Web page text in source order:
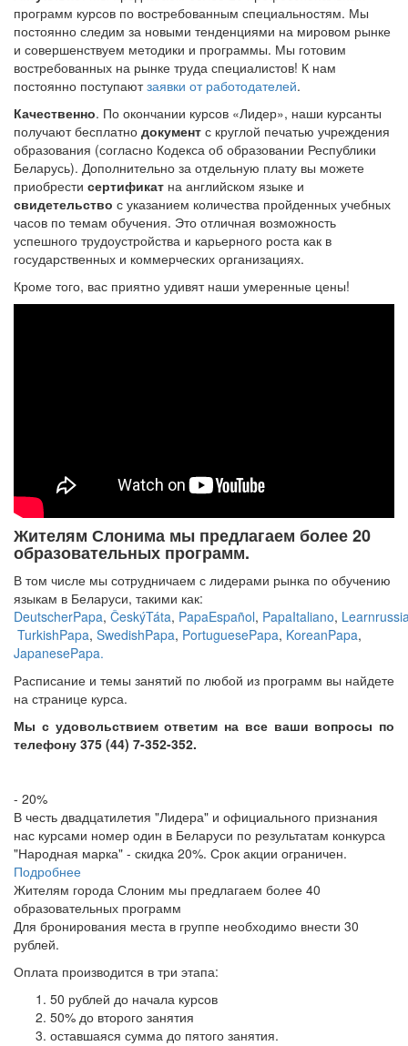
программ курсов по востребованным специальностям. Мы
постоянно следим за новыми тенденциями на мировом рынке
и совершенствуем методики и программы. Мы готовим
востребованных на рынке труда специалистов! К нам
постоянно поступаютзаявки от работодателей.
Качественно. По окончании курсов «Лидер», наши курсанты
получают бесплатно документ с круглой печатью учреждения
образования (согласно Кодекса об образовании Республики
Беларусь). Дополнительно за отдельную плату вы можете
приобрести сертификат на английском языке и
свидетельство с указанием количества пройденных учебных
часов по темам обучения. Это отличная возможность
успешного трудоустройства и карьерного роста как в
государственных и коммерческих организациях.
Кроме того, вас приятно удивят наши умеренные цены!
Жителям Слонима мы предлагаем более 20
образовательных программ.
В том числе мы сотрудничаем с лидерами рынка по обучению
языкам в Беларуси, такими как:
DeutscherPapa, ČeskýTáta, PapaEspañol, PapaItaliano,
TurkishPapa, SwedishPapa, PortuguesePapa, KoreanPapa,
JapanesePapa.
Расписание и темы занятий по любой из программ вы найдете
на странице курса.
Мы с удовольствием ответим на все ваши вопросы по
телефону 375 (44) 7-352-352.
- 20%
В честь двадцатилетия "Лидера" и официального признания
нас курсами номер один в Беларуси по результатам конкурса
"Народная марка" - скидка 20%. Срок акции ограничен.
Подробнее
Жителям города Слоним мы предлагаем более 40
образовательных программ
Для бронирования места в группе необходимо внести 30
рублей.
Оплата производится в три этапа:
50 рублей до начала курсов
50% до второго занятия
оставшаяся сумма до пятого занятия.